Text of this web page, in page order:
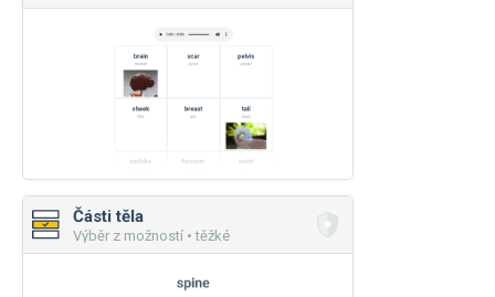
Části těla
Výběr z možností • těžké